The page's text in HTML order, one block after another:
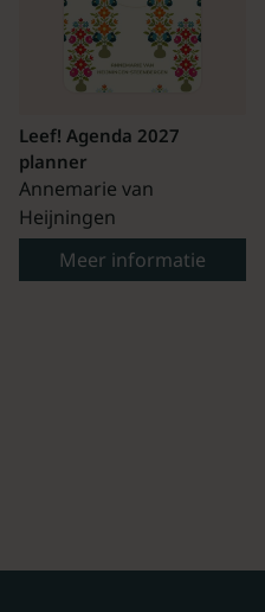
Leef! Agenda 2027
planner
Annemarie van
Heijningen
Meer informatie